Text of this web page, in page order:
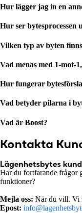
Hur lägger jag in en
Hur ser bytesprocessen
Vilken typ av byten
Vad menas med 1-mot-
Hur fungerar
Vad betyder pilarna i
Vad är Boost?
Kontakta
Lägenhetsbytes
Har du fortfarande frågor
funktioner?
Mejla oss: När du vill. Vi
Epost: